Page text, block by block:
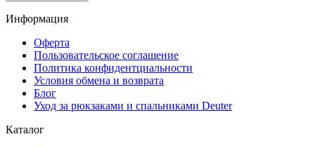
Информация
Оферта
Пользовательское соглашение
Политика конфидентциальности
Условия обмена и возврата
Блог
Уход за рюкзаками и спальниками Deuter
Каталог